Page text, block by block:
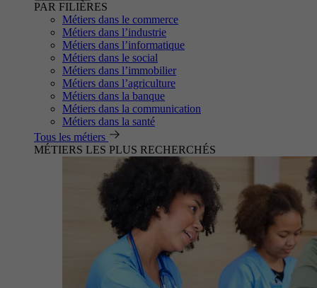
PAR FILIÈRES
Métiers dans le commerce
Métiers dans l’industrie
Métiers dans l’informatique
Métiers dans le social
Métiers dans l’immobilier
Métiers dans l’agriculture
Métiers dans la banque
Métiers dans la communication
Métiers dans la santé
Tous les métiers
MÉTIERS LES PLUS RECHERCHÉS